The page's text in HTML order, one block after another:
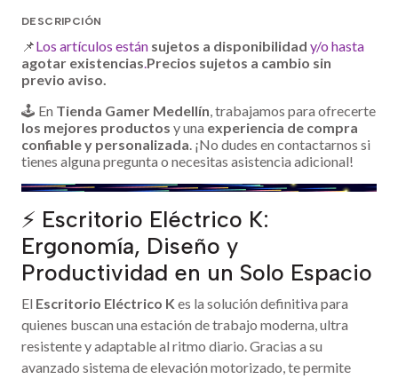
DESCRIPCIÓN
📌Los artículos están sujetos a disponibilidad y/o hasta
agotar existencias.Precios sujetos a cambio sin
previo aviso.
🕹️ En Tienda Gamer Medellín, trabajamos para ofrecerte
los mejores productos y una experiencia de compra
confiable y personalizada. ¡No dudes en contactarnos si
tienes alguna pregunta o necesitas asistencia adicional!
⚡ Escritorio Eléctrico K:
Ergonomía, Diseño y
Productividad en un Solo Espacio
El Escritorio Eléctrico K es la solución definitiva para
quienes buscan una estación de trabajo moderna, ultra
resistente y adaptable al ritmo diario. Gracias a su
avanzado sistema de elevación motorizado, te permite